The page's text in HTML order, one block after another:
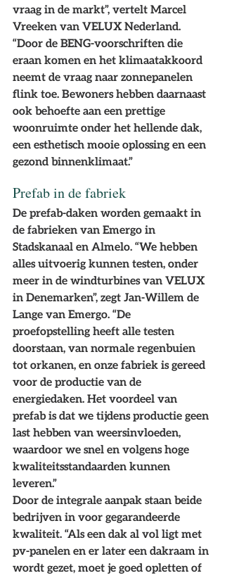
vraag in de markt”, vertelt Marcel
Vreeken van VELUX Nederland.
“Door de BENG-voorschriften die
eraan komen en het klimaatakkoord
neemt de vraag naar zonnepanelen
flink toe. Bewoners hebben daarnaast
ook behoefte aan een prettige
woonruimte onder het hellende dak,
een esthetisch mooie oplossing en een
gezond binnenklimaat.”
Prefab in de fabriek
De prefab-daken worden gemaakt in
de fabrieken van Emergo in
Stadskanaal en Almelo. “We hebben
alles uitvoerig kunnen testen, onder
meer in de windturbines van VELUX
in Denemarken”, zegt Jan-Willem de
Lange van Emergo. “De
proefopstelling heeft alle testen
doorstaan, van normale regenbuien
tot orkanen, en onze fabriek is gereed
voor de productie van de
energiedaken. Het voordeel van
prefab is dat we tijdens productie geen
last hebben van weersinvloeden,
waardoor we snel en volgens hoge
kwaliteitsstandaarden kunnen
leveren.”
Door de integrale aanpak staan beide
bedrijven in voor gegarandeerde
kwaliteit. “Als een dak al vol ligt met
pv-panelen en er later een dakraam in
wordt gezet, moet je goed opletten of